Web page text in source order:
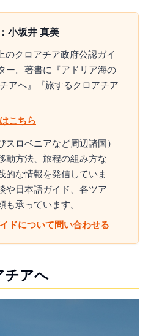
小坂井 真美
のクロアチア政府公認ガイ
ー。著書に『アドリア海の
アへ』『旅するクロアチア
こちら
ロベニアなど周辺諸国）
動方法、旅程の組み方な
的な情報を発信していま
や日本語ガイド、各ツア
承っています。
ドについて問い合わせる
チアへ